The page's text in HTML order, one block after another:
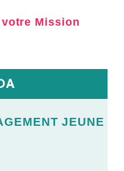
Mission
JEUNE